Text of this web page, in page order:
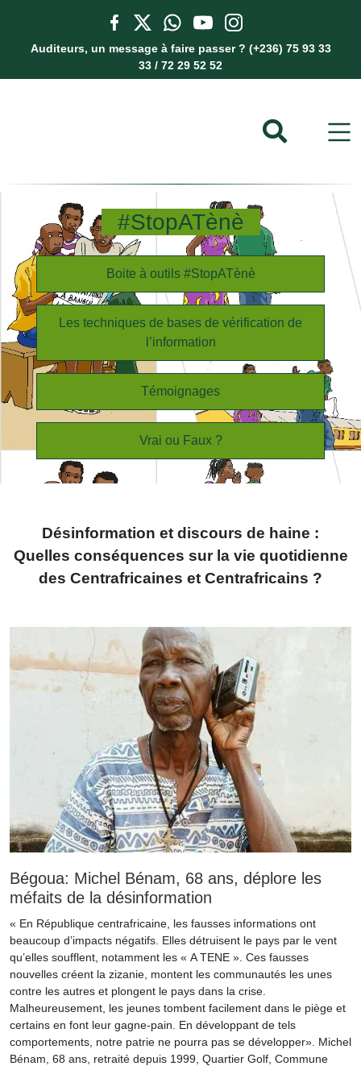
Auditeurs, un message à faire passer ? (+236) 75 93 33
33 / 72 29 52 52
#StopATènè
Boite à outils #StopATènè
Les techniques de bases de vérification de
l’information
Témoignages
Vrai ou Faux ?
Désinformation et discours de haine :
Quelles conséquences sur la vie quotidienne
des Centrafricaines et Centrafricains ?
Bégoua: Michel Bénam, 68 ans, déplore les
méfaits de la désinformation
« En République centrafricaine, les fausses informations ont
beaucoup d’impacts négatifs. Elles détruisent le pays par le vent
qu’elles soufflent, notamment les « A TENE ». Ces fausses
nouvelles créent la zizanie, montent les communautés les unes
contre les autres et plongent le pays dans la crise.
Malheureusement, les jeunes tombent facilement dans le piège et
certains en font leur gagne-pain. En développant de tels
comportements, notre patrie ne pourra pas se développer». Michel
Bénam, 68 ans, retraité depuis 1999, Quartier Golf, Commune